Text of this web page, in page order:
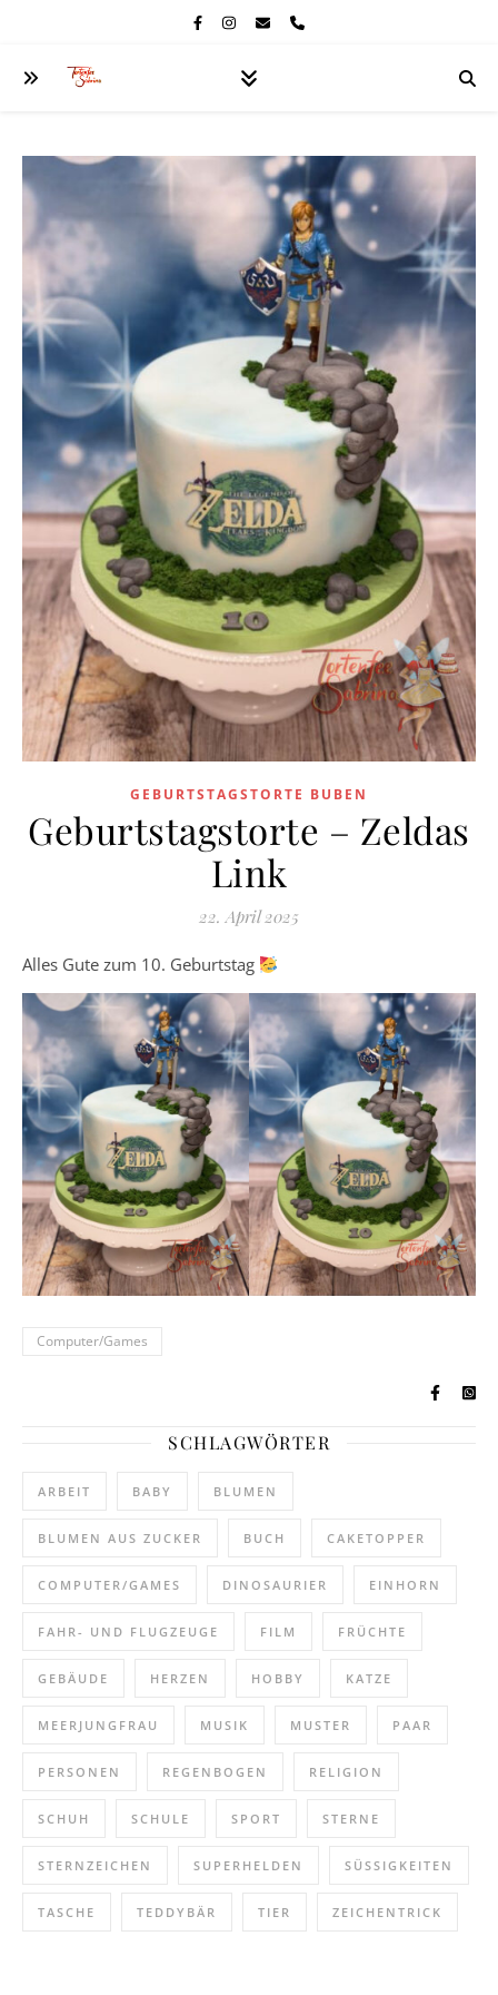
GEBURTSTAGSTORTE BUBEN
Geburtstagstorte – Zeldas
Link
22. April 2025
Alles Gute zum 10. Geburtstag
Computer/Games
SCHLAGWÖRTER
ARBEIT BABY BLUMEN
BLUMEN AUS ZUCKER BUCH CAKETOPPER
COMPUTER/GAMES DINOSAURIER EINHORN
FAHR- UND FLUGZEUGE FILM FRÜCHTE
GEBÄUDE HERZEN HOBBY KATZE
MEERJUNGFRAU MUSIK MUSTER PAAR
PERSONEN REGENBOGEN RELIGION
SCHUH SCHULE SPORT STERNE
STERNZEICHEN SUPERHELDEN SÜSSIGKEITEN
TASCHE TEDDYBÄR TIER ZEICHENTRICK